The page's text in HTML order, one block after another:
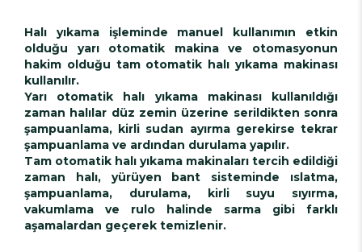
Halı yıkama işleminde manuel kullanımın etkin
olduğu yarı otomatik makina ve otomasyonun
hakim olduğu tam otomatik halı yıkama makinası
kullanılır.
Yarı otomatik halı yıkama makinası kullanıldığı
zaman halılar düz zemin üzerine serildikten sonra
şampuanlama, kirli sudan ayırma gerekirse tekrar
şampuanlama ve ardından durulama yapılır.
Tam otomatik halı yıkama makinaları tercih edildiği
zaman halı, yürüyen bant sisteminde ıslatma,
şampuanlama, durulama, kirli suyu sıyırma,
vakumlama ve rulo halinde sarma gibi farklı
aşamalardan geçerek temizlenir.